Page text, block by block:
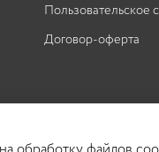
Пользовательское
Договор-оферта